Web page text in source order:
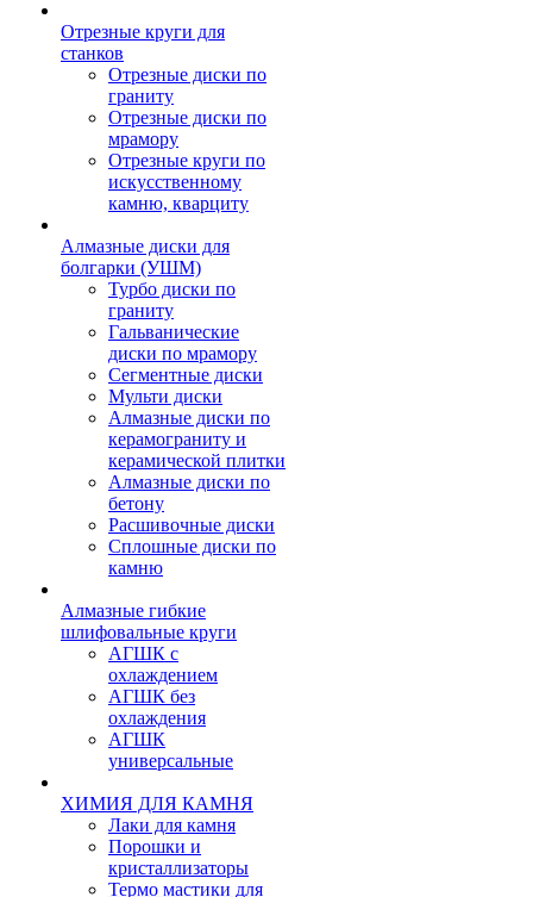
Отрезные круги для
станков
Отрезные диски по
граниту
Отрезные диски по
мрамору
Отрезные круги по
искусственному
камню, кварциту
Алмазные диски для
болгарки (УШМ)
Турбо диски по
граниту
Гальванические
диски по мрамору
Сегментные диски
Мульти диски
Алмазные диски по
керамограниту и
керамической плитки
Алмазные диски по
бетону
Расшивочные диски
Сплошные диски по
камню
Алмазные гибкие
шлифовальные круги
АГШК с
охлаждением
АГШК без
охлаждения
АГШК
универсальные
ХИМИЯ ДЛЯ КАМНЯ
Лаки для камня
Порошки и
кристаллизаторы
Термо мастики для